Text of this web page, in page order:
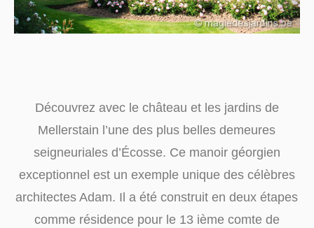
Découvrez avec le château et les jardins de
Mellerstain l’une des plus belles demeures
seigneuriales d’Écosse. Ce manoir géorgien
exceptionnel est un exemple unique des célèbres
architectes Adam. Il a été construit en deux étapes
comme résidence pour le 13 ième comte de